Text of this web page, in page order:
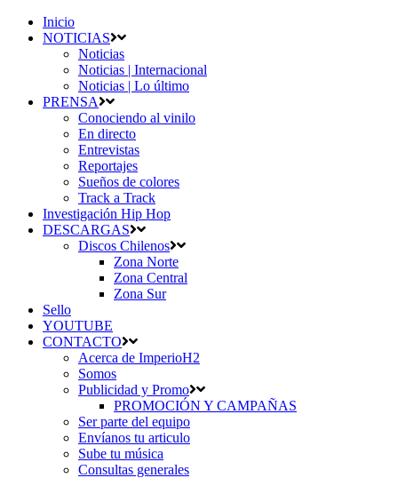
Inicio
NOTICIAS
Noticias
Noticias | Internacional
Noticias | Lo último
PRENSA
Conociendo al vinilo
En directo
Entrevistas
Reportajes
Sueños de colores
Track a Track
Investigación Hip Hop
DESCARGAS
Discos Chilenos
Zona Norte
Zona Central
Zona Sur
Sello
YOUTUBE
CONTACTO
Acerca de ImperioH2
Somos
Publicidad y Promo
PROMOCIÓN Y CAMPAÑAS
Ser parte del equipo
Envíanos tu articulo
Sube tu música
Consultas generales